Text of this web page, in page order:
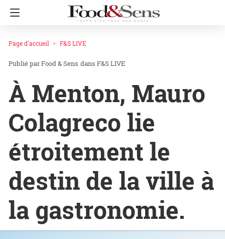
Page d'accueil F&S LIVE
Food & Sens dans F&S LIVE
À Menton, Mauro
Colagreco lie
étroitement le
destin de la ville à
la gastronomie.